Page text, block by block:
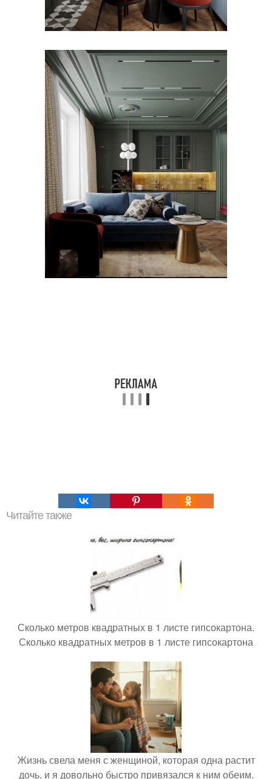
Читайте также
Сколько метров квадратных в 1 листе гипсокартона.
Сколько квадратных метров в 1 листе гипсокартона
Жизнь свела меня с женщиной, которая одна растит
дочь, и я довольно быстро привязался к ним обеим.